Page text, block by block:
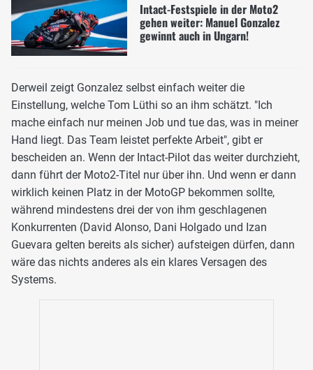
Intact-Festspiele in der Moto2
gehen weiter: Manuel Gonzalez
gewinnt auch in Ungarn!
Derweil zeigt Gonzalez selbst einfach weiter die
Einstellung, welche Tom Lüthi so an ihm schätzt. "Ich
mache einfach nur meinen Job und tue das, was in meiner
Hand liegt. Das Team leistet perfekte Arbeit", gibt er
bescheiden an. Wenn der Intact-Pilot das weiter durchzieht,
dann führt der Moto2-Titel nur über ihn. Und wenn er dann
wirklich keinen Platz in der MotoGP bekommen sollte,
während mindestens drei der von ihm geschlagenen
Konkurrenten (David Alonso, Dani Holgado und Izan
Guevara gelten bereits als sicher) aufsteigen dürfen, dann
wäre das nichts anderes als ein klares Versagen des
Systems.